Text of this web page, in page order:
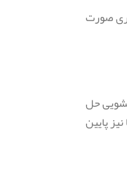
صورت
در ماشین ظرفشویی حل
پایین